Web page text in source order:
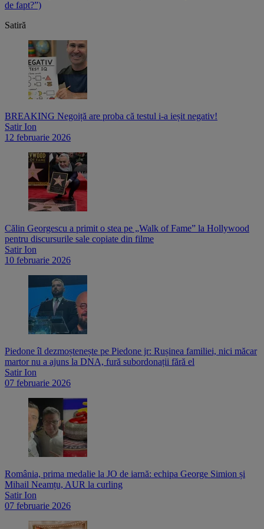
de fapt?”)
Satiră
BREAKING Negoiță are proba că testul i-a ieșit negativ!
Satir Ion
12 februarie 2026
Călin Georgescu a primit o stea pe „Walk of Fame” la Hollywood
pentru discursurile sale copiate din filme
Satir Ion
10 februarie 2026
Piedone îl dezmoștenește pe Piedone jr: Rușinea familiei, nici măcar
martor nu a ajuns la DNA, fură subordonații fără el
Satir Ion
07 februarie 2026
România, prima medalie la JO de iarnă: echipa George Simion și
Mihail Neamțu, AUR la curling
Satir Ion
07 februarie 2026